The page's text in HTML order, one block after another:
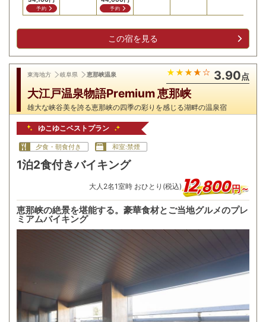
予約 予約
この宿を見る
東海地方 岐阜県 恵那峡温泉 3.90点
大江戸温泉物語Premium 恵那峡
雄大な峡谷美を誇る恵那峡の四季の彩りを感じる湖畔の温泉宿
ゆこゆこベストプラン
夕食・朝食付き 和室:禁煙
1泊2食付きバイキング
大人 2名1室時 おひとり(税込)12,800円～
恵那峡の絶景を堪能する。豪華食材とご当地グルメのプレ
ミアムバイキング